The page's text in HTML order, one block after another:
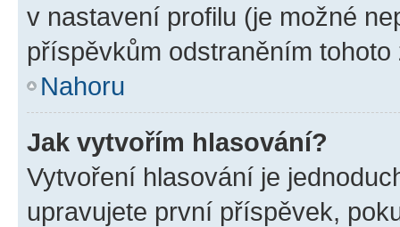
v nastavení profilu (je možné
příspěvkům odstraněním
Nahoru
Jak vytvořím hlasování?
Vytvoření hlasování je
upravujete první příspěvek,